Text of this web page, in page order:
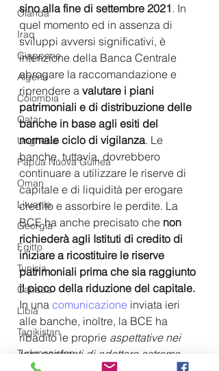
Olanda
Iraq
Giappone
Algeria
Colombia
Qatar
Ungheria
Papua Nuova Guinea
Oman
Lituania
Georgia
Egitto
Tunisia
Canada
Libia
Tagikistan
Turkmenistan
sino alla fine di settembre 2021. In
quel momento ed in assenza di
sviluppi avversi significativi, è
intenzione della Banca Centrale
abrogare la raccomandazione e
riprendere a valutare i piani
patrimoniali e di distribuzione delle
banche in base agli esiti del
normale ciclo di vigilanza. Le
banche, tuttavia, dovrebbero
continuare a utilizzare le riserve di
capitale e di liquidità per erogare
credito e assorbire le perdite. La
BCE ha anche precisato che non
richiederà agli Istituti di credito di
iniziare a ricostituire le riserve
patrimoniali prima che sia raggiunto
il picco della riduzione del capitale.
In una comunicazione inviata ieri
alle banche, inoltre, la BCE ha
ribadito le proprie aspettative nei
loro confronti di adottare estrema